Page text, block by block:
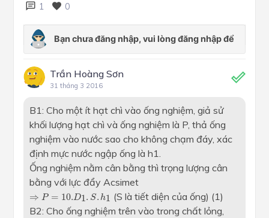
1 0
Trần Hoàng Sơn
31 tháng 3 2016
B1: Cho một ít hạt chì vào ống nghiệm, giả sử
khối lượng hạt chì và ống nghiệm là P, thả ống
nghiệm vào nước sao cho không chạm đáy, xác
định mực nước ngập ống là h1.
Ống nghiệm nằm cân bằng thì trọng lượng cân
bằng với lực đẩy Acsimet
⇒ P = 10. D1. S. h1
⇒ P= 10.D1.S 1
(S là tiết diện của ống) (1)
B2: Cho ống nghiệm trên vào trong chất lỏng,